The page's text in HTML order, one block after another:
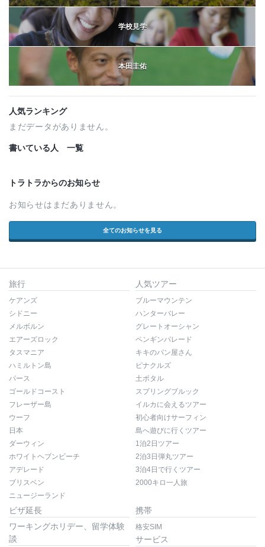
学校見学
本田圭佑
人気ランキング
まだデータがありません。
書いている人 一覧
トラトラからのお知らせ
お知らせはまだありません。
全てのお知らせを見る
旅行
ケアンズ
シドニー
メルボルン
エアーズロック
タスマニア
ハミルトン島
パース
ゴールドコースト
フレーザー島
ウーフ
日本
ダーウィン
ホワイトヘブンビーチ
アデレード
ブリスベン
ニュージーランド
人気ツアー
ブルーマウンテン
ハンターバレー
グレートオーシャン
ペンギンパレード
キキのパン屋さん
ピナクルズ
土ボタル
スプリングブルック
イルカに会えるツアー
初心者向けサーフィン
島へ遊びに行くツアー
1泊2日ツアー
2泊3日弾丸ツアー
3泊4日で行くツアー
2000キロ一人旅
ビザ延長
ワーキングホリデー、留学体験
談
携帯
格安SIM
サービス